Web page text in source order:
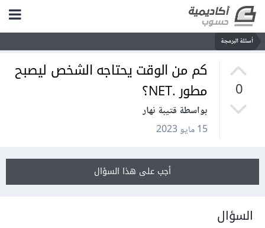
أسئلة البرمجة
0
كم من الوقت يحتاجه الشخص ليصبح
مطور .NET؟
بواسطة قتيبة نهار
15 مايو 2023
أجب على هذا السؤال
السؤال